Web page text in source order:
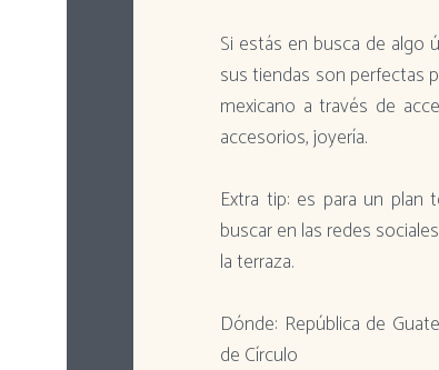
Si estás en busca de algo
sus tiendas son perfectas
mexicano a través de
accesorios, joyería.
Extra tip: es para un plan
buscar en las redes
la terraza.
Dónde: República de
de Círculo